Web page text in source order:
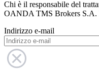
Chi è il responsabile del
OANDA TMS Brokers S.A.
Indirizzo e-mail